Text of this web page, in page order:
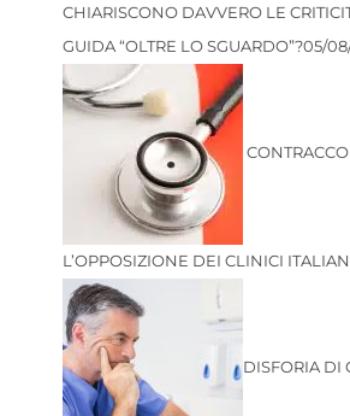
CHIARISCONO DAVVERO LE
GUIDA “OLTRE LO SGUARDO”?05/
L’OPPOSIZIONE DEI CLINICI
DISFORIA DI